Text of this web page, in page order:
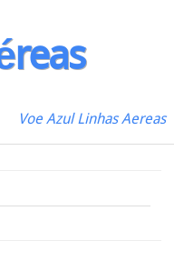
Voe Azul Linhas Aereas